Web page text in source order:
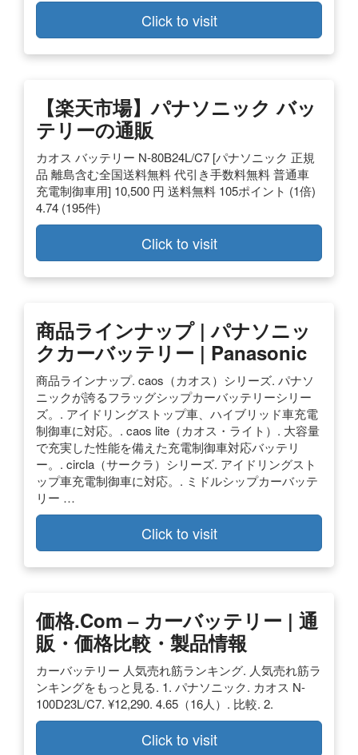
Click to visit
【楽天市場】パナソニック バッ
テリーの通販
カオス バッテリー N-80B24L/C7 [パナソニック 正規
品 離島含む全国送料無料 代引き手数料無料 普通車
充電制御車用] 10,500 円 送料無料 105ポイント (1倍)
4.74 (195件)
Click to visit
商品ラインナップ | パナソニッ
クカーバッテリー | Panasonic
商品ラインナップ. caos（カオス）シリーズ. パナソ
ニックが誇るフラッグシップカーバッテリーシリー
ズ。. アイドリングストップ車、ハイブリッド車充電
制御車に対応。. caos lite（カオス・ライト）. 大容量
で充実した性能を備えた充電制御車対応バッテリ
ー。. circla（サークラ）シリーズ. アイドリングスト
ップ車充電制御車に対応。. ミドルシップカーバッテ
リー …
Click to visit
価格.com – カーバッテリー | 通
販・価格比較・製品情報
カーバッテリー 人気売れ筋ランキング. 人気売れ筋ラ
ンキングをもっと見る. 1. パナソニック. カオス N-
100D23L/C7. ¥12,290. 4.65（16人）. 比較. 2.
Click to visit